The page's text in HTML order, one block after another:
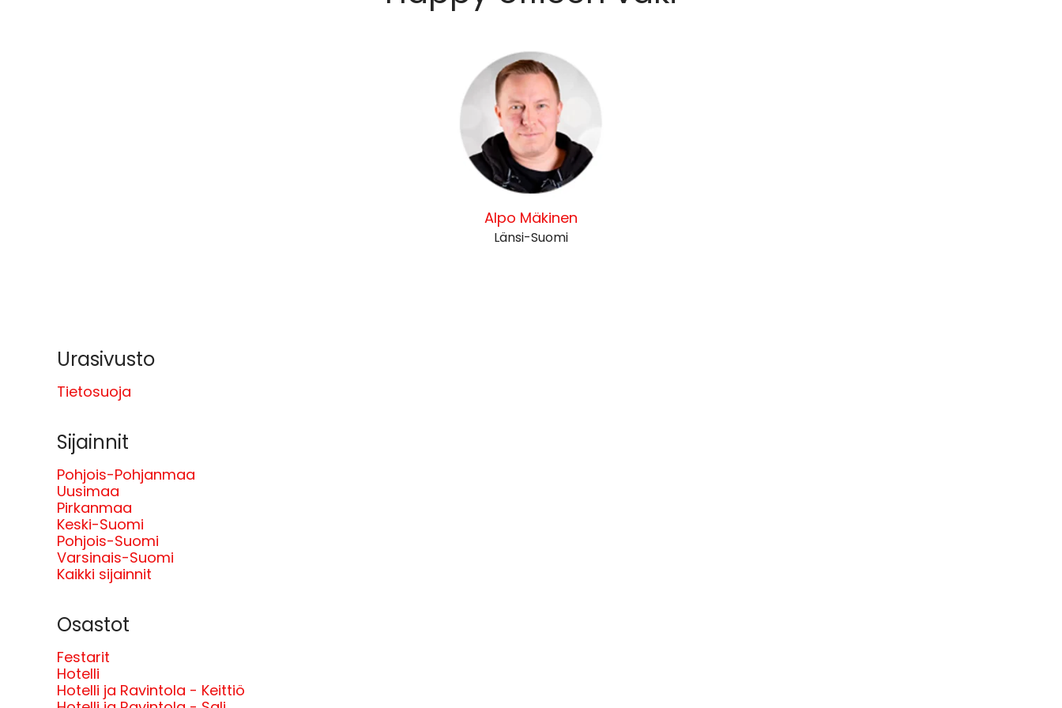
Alpo Mäkinen
Länsi-Suomi
Urasivusto
Tietosuoja
Sijainnit
Pohjois-Pohjanmaa
Uusimaa
Pirkanmaa
Keski-Suomi
Pohjois-Suomi
Varsinais-Suomi
Kaikki sijainnit
Osastot
Festarit
Hotelli
Hotelli ja Ravintola - Keittiö